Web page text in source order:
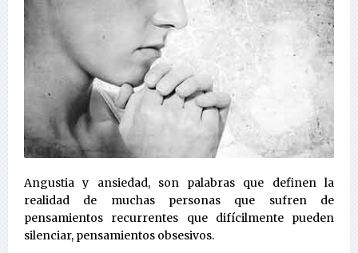
Angustia y ansiedad, son palabras que definen la
realidad de muchas personas que sufren de
pensamientos recurrentes que difícilmente pueden
silenciar, pensamientos obsesivos.